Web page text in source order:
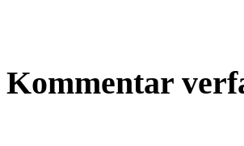
Kommentar